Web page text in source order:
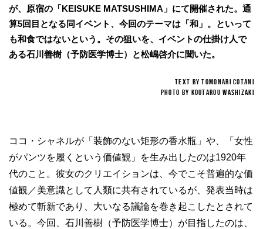
が、原宿の「KEISUKE MATSUSHIMA」にて開催された。通
算5回目となる同イベント、今回のテーマは「和」。といって
も和食ではないという。その狙いを、イベントの仕掛け人で
ある石川善樹（予防医学博士）と松嶋啓介に聞いた。
TEXT BY TOMONARI COTANI
PHOTO BY KOUTAROU WASHIZAKI
ココ・シャネルが「装飾のない矩形の香水瓶」や、「女性
がパンツを履くという価値観」を生み出したのは1920年
代のこと。彼女のクリエイションは、今でこそ普遍的な価
値観／美意識として人類に共有されているが、発表当時は
極めて斬新であり、大いなる議論を巻き起こしたとされて
いる。今回、石川善樹（予防医学博士）が目指したのは、